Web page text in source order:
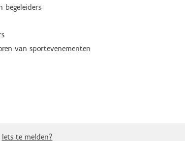
begeleiders
van sportevenementen
Iets te melden?